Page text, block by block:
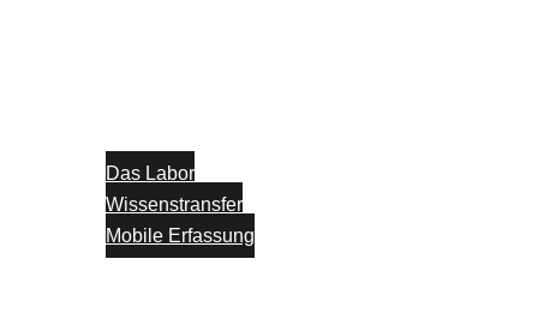
Das Labor
Wissenstransfer
Mobile Erfassung